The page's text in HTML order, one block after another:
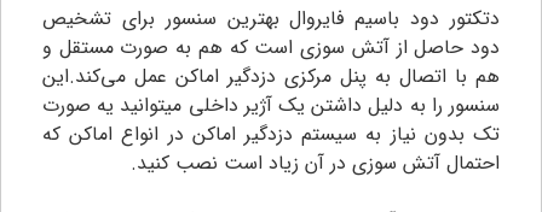
دتکتور دود باسیم فایروال بهترین سنسور برای تشخیص
دود حاصل از آتش سوزی است که هم به صورت مستقل و
هم با اتصال به پنل مرکزی دزدگیر اماکن عمل می‌کند.این
سنسور را به دلیل داشتن یک آژیر داخلی میتوانید یه صورت
تک بدون نیاز به سیستم دزدگیر اماکن در انواع اماکن که
احتمال آتش سوزی در آن زیاد است نصب کنید.